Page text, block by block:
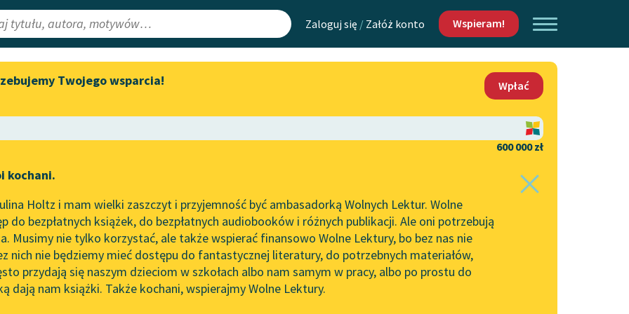
Zaloguj się / Załóż konto Wspieram!
Lektury
redakcyjne
Aktualności
Byliśmy częścią AI Impact Lab
Zapraszamy na spotkanie
w Oslo
Wolne Lektury na 32.
Pol’and’Rock Festivalu
„Kochanek Lady Chatterley”
do słuchania na Wolnych
Lekturach
Mapa Wolnych Lektur
Leśmianator
API
OAI-PMH
Widget Wolnych Lektur
Kontakt
O projekcie
Zasady wykorzystania
Wolnych Lektur
Logotypy
Materiały promocyjne
Twojego wsparcia!
Wpłać
600 000 zł
kochani.
Holtz i mam wielki zaszczyt i przyjemność być ambasadorką Wolnych Lektur. Wolne
do bezpłatnych książek, do bezpłatnych audiobooków i różnych publikacji. Ale oni potrzebują
Musimy nie tylko korzystać, ale także wspierać finansowo Wolne Lektury, bo bez nas nie
nich nie będziemy mieć dostępu do fantastycznej literatury, do potrzebnych materiałów,
przydają się naszym dzieciom w szkołach albo nam samym w pracy, albo po prostu do
dają nam książki. Także kochani, wspierajmy Wolne Lektury.
✖ Pogadanka✖